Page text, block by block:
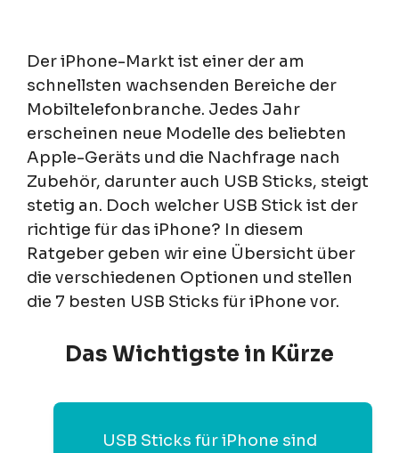
Der iPhone-Markt ist einer der am
schnellsten wachsenden Bereiche der
Mobiltelefonbranche. Jedes Jahr
erscheinen neue Modelle des beliebten
Apple-Geräts und die Nachfrage nach
Zubehör, darunter auch USB Sticks, steigt
stetig an. Doch welcher USB Stick ist der
richtige für das iPhone? In diesem
Ratgeber geben wir eine Übersicht über
die verschiedenen Optionen und stellen
die 7 besten USB Sticks für iPhone vor.
Das Wichtigste in Kürze
USB Sticks für iPhone sind